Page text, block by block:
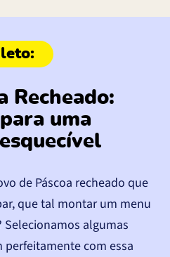
Recheado:
uma
de Páscoa recheado que
que tal montar um menu
algumas
com essa